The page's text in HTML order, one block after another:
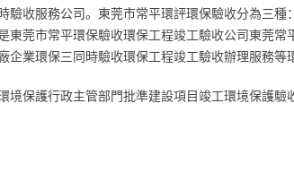
驗收服務公司。東莞市常平環評環保驗收分為三種
莞市常平環保驗收環保工程竣工驗收公司東莞常
業環保三同時驗收環保工程竣工驗收辦理服務等
保護行政主管部門批準建設項目竣工環境保護驗